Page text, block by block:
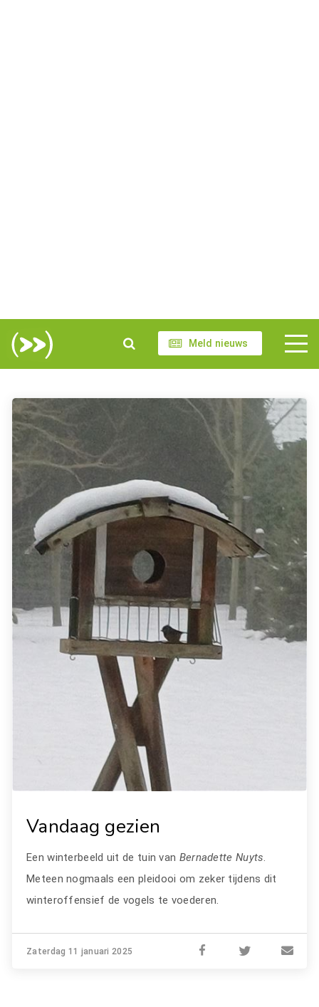
Meld nieuws
Vandaag gezien
Een winterbeeld uit de tuin van Bernadette Nuyts.
Meteen nogmaals een pleidooi om zeker tijdens dit
winteroffensief de vogels te voederen.
Zaterdag 11 januari 2025